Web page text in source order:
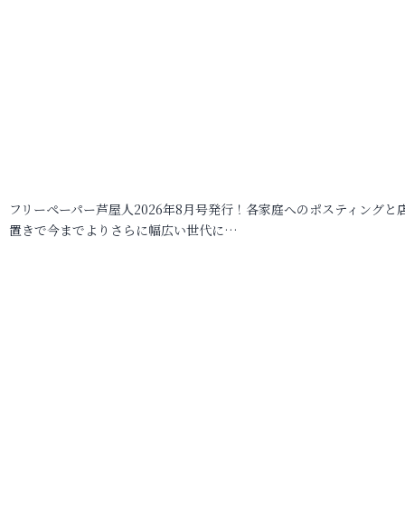
フリーペーパー芦屋人2026年8月号発行！各家庭へのポスティングと
置きで今までよりさらに幅広い世代に…